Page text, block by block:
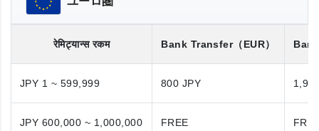
रेमिट्यान्स रकम Bank Transfer（EUR）
JPY 1 ~ 599,999 800 JPY
JPY 600,000 ~ 1,000,000 FREE